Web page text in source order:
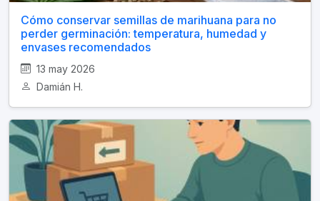
Cómo conservar semillas de marihuana para no
perder germinación: temperatura, humedad y
envases recomendados
13 may 2026
Damián H.